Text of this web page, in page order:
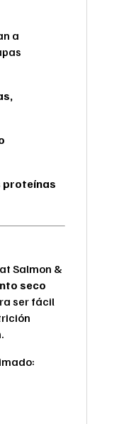
a
proteínas
Salmon &
seco
ser fácil